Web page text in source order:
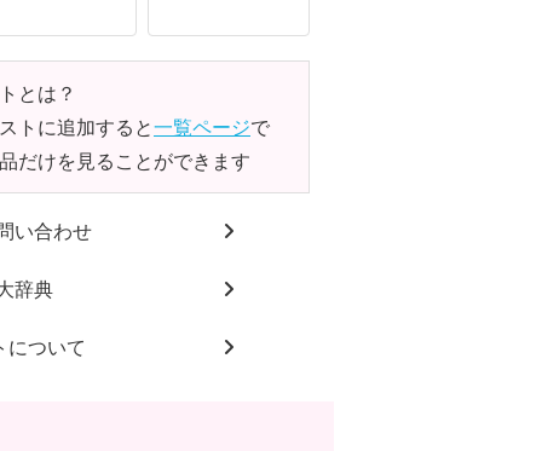
とは？
トに追加すると一覧ページで
だけを見ることができます
い合わせ
辞典
について